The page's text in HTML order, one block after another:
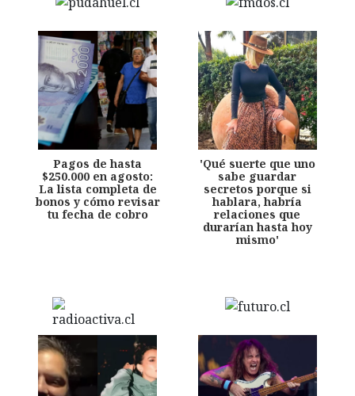
Pagos de hasta
$250.000 en agosto:
La lista completa de
bonos y cómo revisar
tu fecha de cobro
'Qué suerte que uno
sabe guardar
secretos porque si
hablara, habría
relaciones que
durarían hasta hoy
mismo'